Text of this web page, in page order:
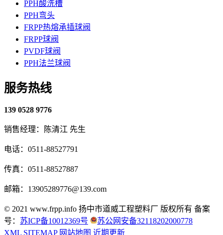
PPH酸洗槽
PPH弯头
FRPP热熔承插球阀
FRPP球阀
PVDF球阀
PPH法兰球阀
服务热线
139 0528 9776
销售经理：陈清江 先生
电话：0511-88527791
传真：0511-88527887
邮箱：13905289776@139.com
© 2021 www.frpp.info 扬中市道威工程塑料厂 版权所有 备案
号： 苏ICP备10012369号
苏公网安备32118202000778
XML SITEMAP 网站地图 近期更新